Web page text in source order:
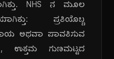
NHS ನ ಮೂಲ
ಪ್ರತಿಯೊಬ್ಬ
ಅಥವಾ ಪಾವತಿಸುವ
ಉತ್ತಮ ಗುಣಮಟ್ಟದ